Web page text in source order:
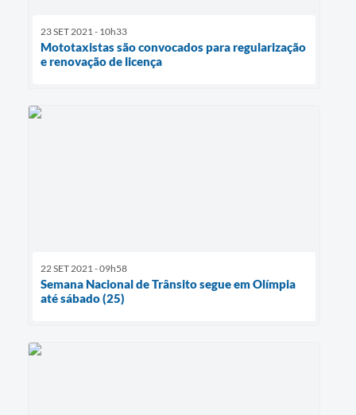
23 SET 2021 - 10h33
Mototaxistas são convocados para regularização
e renovação de licença
22 SET 2021 - 09h58
Semana Nacional de Trânsito segue em Olímpia
até sábado (25)